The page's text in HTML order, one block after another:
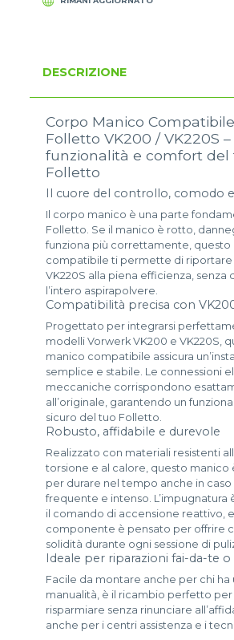
DESCRIZIONE
Corpo Manico
Folletto VK200 / VK220S
funzionalità e comfort del
Folletto
Il cuore del controllo, comodo
Il corpo manico è una parte
Folletto. Se il manico è rotto,
funziona più correttamente, questo
compatibile ti permette di riportare
VK220S alla piena efficienza, senza
l’intero aspirapolvere.
Compatibilità precisa con
Progettato per integrarsi
modelli Vorwerk VK200 e VK220S,
manico compatibile assicura
semplice e stabile. Le connessioni
meccaniche corrispondono
all’originale, garantendo un
sicuro del tuo Folletto.
Robusto, affidabile e durevole
Realizzato con materiali resistenti
torsione e al calore, questo
per durare nel tempo anche in caso
frequente e intenso. L’impugnatura
il comando di accensione reattivo, e
componente è pensato per offrire
solidità durante ogni sessione di
Ideale per riparazioni fai-da-te
Facile da montare anche per chi ha
manualità, è il ricambio perfetto per
risparmiare senza rinunciare
anche per i centri assistenza e i